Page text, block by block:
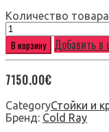
Количество
В корзину Добавить в
7150.00€
CategoryСтойки и
Бренд: Cold Ray